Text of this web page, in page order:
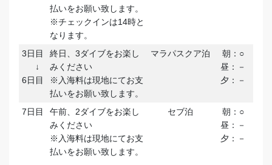
払いをお願い致します。
※チェックインは14時と
なります。
3日目
↓
6日目
終日、3ダイブをお楽し
みください
※入海料は現地にてお支
払いをお願い致します。
マラパスクア泊
朝：○
昼：－
夕：－
7日目
午前、2ダイブをお楽し
みください
※入海料は現地にてお支
払いをお願い致します。
セブ泊
朝：○
昼：－
夕：－